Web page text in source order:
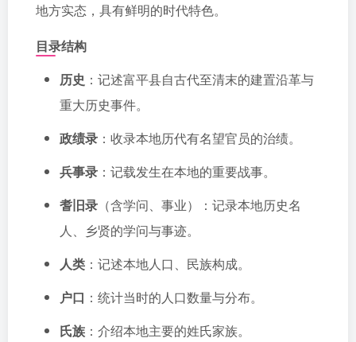
地方实态，具有鲜明的时代特色。
目录结构
历史 ：记述富平县自古代至清末的建置沿革与
重大历史事件。
政绩录 ：收录本地历代有名望官员的治绩。
兵事录 ：记载发生在本地的重要战事。
耆旧录 （含学问、事业）：记录本地历史名
人、乡贤的学问与事迹。
人类 ：记述本地人口、民族构成。
户口 ：统计当时的人口数量与分布。
氏族 ：介绍本地主要的姓氏家族。